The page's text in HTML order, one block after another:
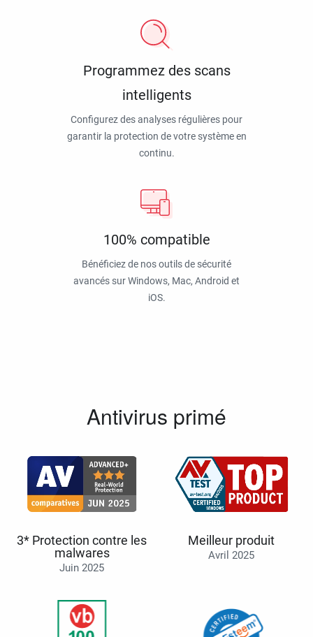
Programmez des scans
intelligents
Configurez des analyses régulières pour
garantir la protection de votre système en
continu.
100% compatible
Bénéficiez de nos outils de sécurité
avancés sur Windows, Mac, Android et
iOS.
Antivirus primé
3* Protection contre les
malwares
Juin 2025
Meilleur produit
Avril 2025